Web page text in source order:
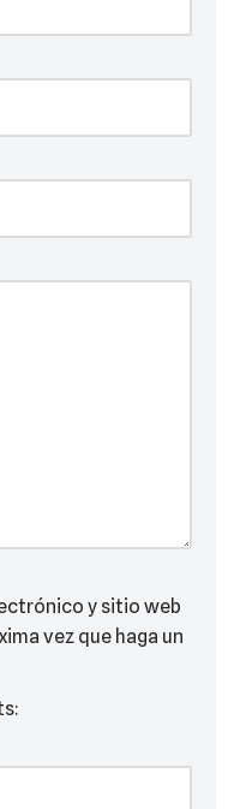
y sitio web
vez que haga un